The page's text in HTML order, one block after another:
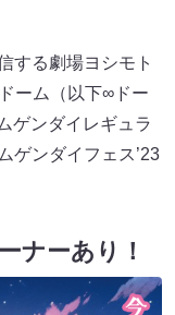
する劇場ヨシモト
ーム（以下∞ドー
ゲンダイレギュラ
ゲンダイフェス’23
ナーあり！